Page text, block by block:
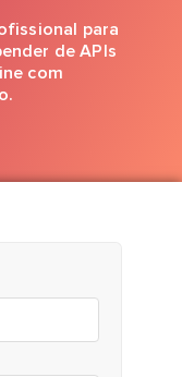
para
de APIs
com